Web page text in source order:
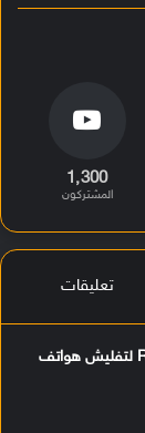
1٬300
المشتركون
تعليقات
تحميل أداة Realme Flash Tool لتفليش هواتف